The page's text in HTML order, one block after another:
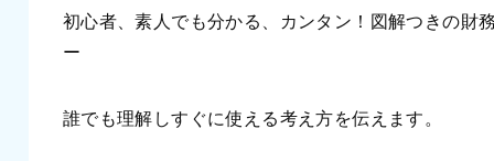
初心者、素人でも分かる、カンタン！図解つきの財
ー
誰でも理解しすぐに使える考え方を伝えます。